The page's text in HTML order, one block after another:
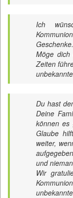
Ich
Geschenke.
Möge
Zeiten
Du hast
Deine
können
Glaube
weiter,
und
Wir